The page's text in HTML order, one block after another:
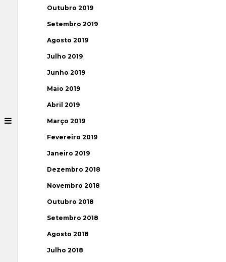
Outubro 2019
Setembro 2019
Agosto 2019
Julho 2019
Junho 2019
Maio 2019
Abril 2019
Março 2019
Fevereiro 2019
Janeiro 2019
Dezembro 2018
Novembro 2018
Outubro 2018
Setembro 2018
Agosto 2018
Julho 2018